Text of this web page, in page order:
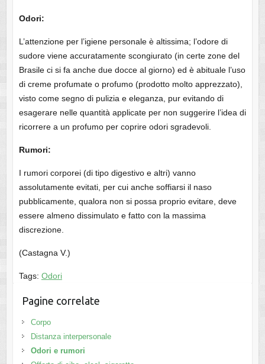
Odori:
L’attenzione per l’igiene personale è altissima; l’odore di
sudore viene accuratamente scongiurato (in certe zone del
Brasile ci si fa anche due docce al giorno) ed è abituale l’uso
di creme profumate o profumo (prodotto molto apprezzato),
visto come segno di pulizia e eleganza, pur evitando di
esagerare nelle quantità applicate per non suggerire l’idea di
ricorrere a un profumo per coprire odori sgradevoli.
Rumori:
I rumori corporei (di tipo digestivo e altri) vanno
assolutamente evitati, per cui anche soffiarsi il naso
pubblicamente, qualora non si possa proprio evitare, deve
essere almeno dissimulato e fatto con la massima
discrezione.
(Castagna V.)
Tags: Odori
Pagine correlate
Corpo
Distanza interpersonale
Odori e rumori